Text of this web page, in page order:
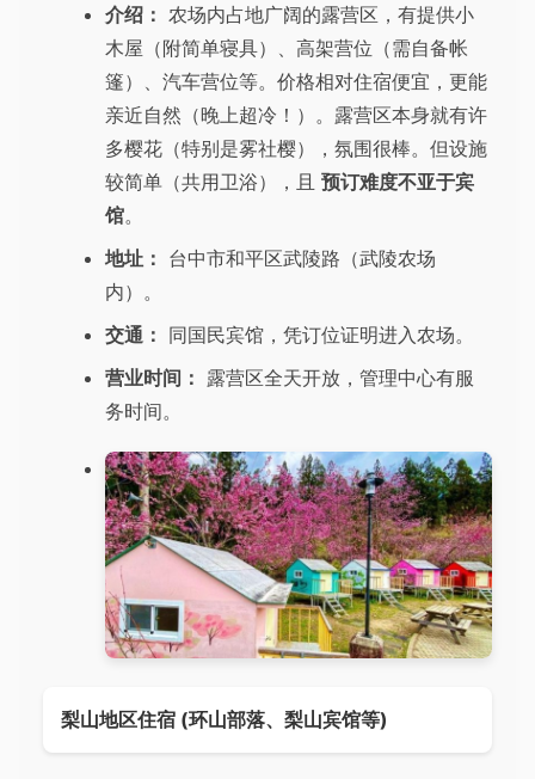
介绍： 农场内占地广阔的露营区，有提供小
木屋（附简单寝具）、高架营位（需自备帐
篷）、汽车营位等。价格相对住宿便宜，更能
亲近自然（晚上超冷！）。露营区本身就有许
多樱花（特别是雾社樱），氛围很棒。但设施
较简单（共用卫浴），且 预订难度不亚于宾
馆。
地址： 台中市和平区武陵路（武陵农场
内）。
交通： 同国民宾馆，凭订位证明进入农场。
营业时间： 露营区全天开放，管理中心有服
务时间。
梨山地区住宿 (环山部落、梨山宾馆等)